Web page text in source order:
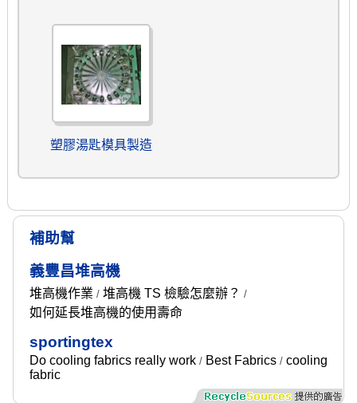
塑膠湯匙模具製造
補助幫
義豐昌堆高機
堆高機作業 / 堆高機 TS 檢驗怎麼辦？ /
如何延長堆高機的使用壽命
sportingtex
Do cooling fabrics really work/ Best Fabrics/ cooling
fabric